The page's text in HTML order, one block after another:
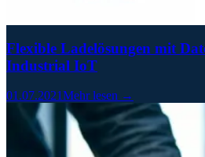
Flexible Ladelösungen mit
Industrial IoT
01.07.2021Mehr lesen →